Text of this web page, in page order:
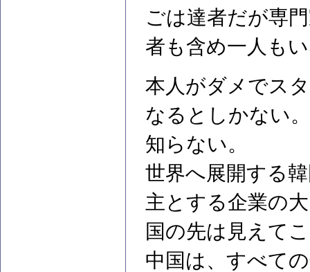
ごは達者だが専
者も含め一人も
本人がダメでス
なるとしかない
知らない。
世界へ展開する
主とする企業の
国の先は見えて
中国は、すべて